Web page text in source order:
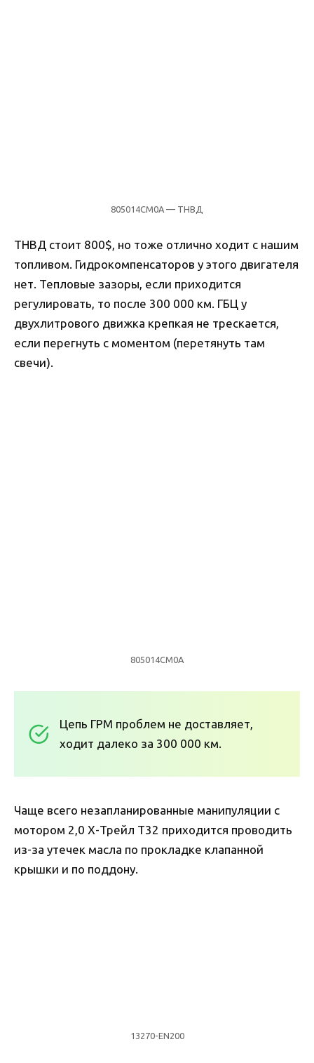
805014CM0A — ТНВД
ТНВД стоит 800$, но тоже отлично ходит с нашим
топливом. Гидрокомпенсаторов у этого двигателя
нет. Тепловые зазоры, если приходится
регулировать, то после 300 000 км. ГБЦ у
двухлитрового движка крепкая не трескается,
если перегнуть с моментом (перетянуть там
свечи).
805014CM0A
Цепь ГРМ проблем не доставляет,
ходит далеко за 300 000 км.
Чаще всего незапланированные манипуляции с
мотором 2,0 Х-Трейл Т32 приходится проводить
из-за утечек масла по прокладке клапанной
крышки и по поддону.
13270-EN200